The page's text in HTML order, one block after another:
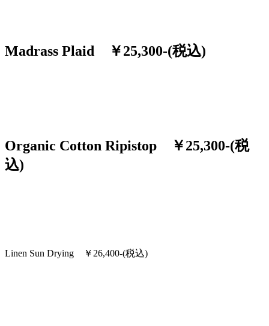
Madrass Plaid ￥25,300-(税込)
Organic Cotton Ripistop ￥25,300-(税
込)
Linen Sun Drying ￥26,400-(税込)